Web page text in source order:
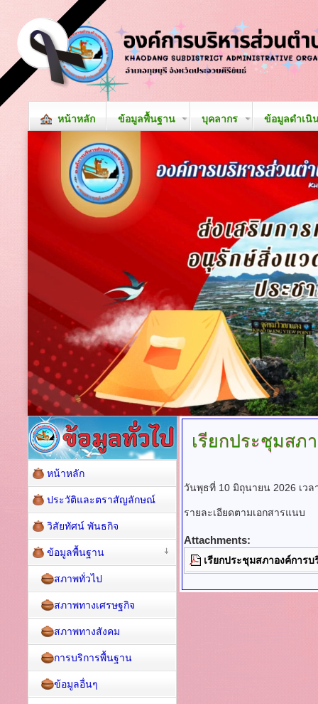
หน้าหลัก ข้อมูลพื้นฐาน บุคลากร ข้อมูลดำเนิ
เรียกประชุมสภ
วันพุธที่ 10 มิถุนายน 2026 เว
รายละเอียดตามเอกสารแนบ
Attachments:
เรียกประชุมสภาองค์การ
หน้าหลัก
ประวัติและตราสัญลักษณ์
วิสัยทัศน์ พันธกิจ
ข้อมูลพื้นฐาน
สภาพทั่วไป
สภาพทางเศรษฐกิจ
สภาพทางสังคม
การบริการพื้นฐาน
ข้อมูลอื่นๆ